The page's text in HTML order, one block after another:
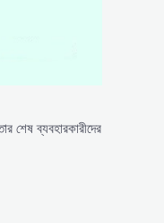
শেষ ব্যবহারকারীদের